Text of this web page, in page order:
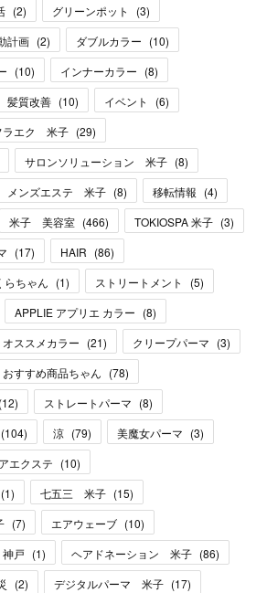
(2) グリーンポット (3)
計画 (2) ダブルカラー (10)
(10) インナーカラー (8)
髪質改善 (10) イベント (6)
ラエク 米子 (29)
サロンソリューション 米子 (8)
メンズエステ 米子 (8) 移転情報 (4)
米子 美容室 (466) TOKIOSPA 米子 (3)
(17) HAIR (86)
らちゃん (1) ストリートメント (5)
APPLIE アプリエ カラー (8)
オススメカラー (21) クリープパーマ (3)
おすすめ商品ちゃん (78)
(12) ストレートパーマ (8)
(104) 涼 (79) 美魔女パーマ (3)
エクステ (10)
(1) 七五三 米子 (15)
(7) エアウェーブ (10)
神戸 (1) ヘアドネーション 米子 (86)
(2) デジタルパーマ 米子 (17)